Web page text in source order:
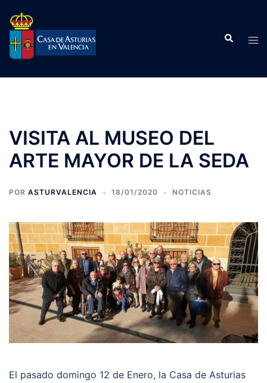
contenido
Buscar
VISITA AL MUSEO DEL
ARTE MAYOR DE LA SEDA
POR ASTURVALENCIA 18/01/2020 NOTICIAS
El pasado domingo 12 de Enero, la Casa de Asturias